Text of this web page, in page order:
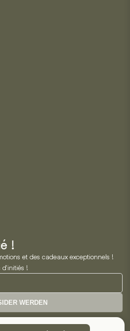
!
et des cadeaux exceptionnels !
d'initiés !
WERDEN